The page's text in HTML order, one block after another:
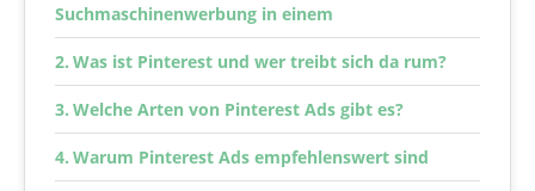
Suchmaschinenwerbung in einem
Was ist Pinterest und wer treibt sich da rum?
Welche Arten von Pinterest Ads gibt es?
Warum Pinterest Ads empfehlenswert sind